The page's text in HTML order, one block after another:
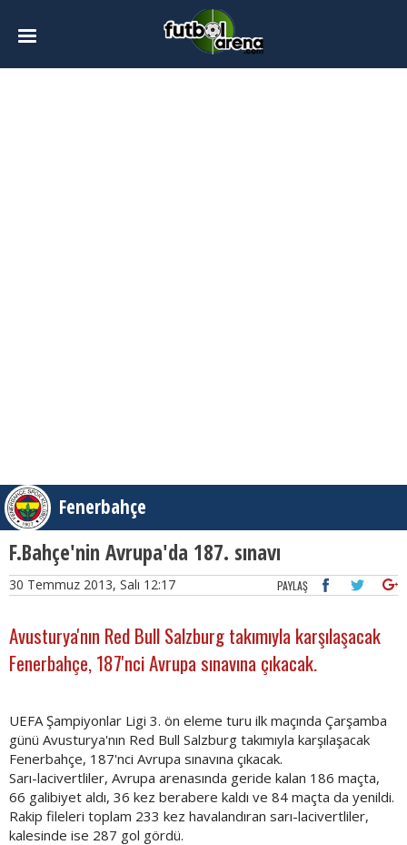
Fenerbahçe
F.Bahçe'nin Avrupa'da 187. sınavı
30 Temmuz 2013, Salı 12:17 PAYLAŞ
Avusturya'nın Red Bull Salzburg takımıyla karşılaşacak
Fenerbahçe, 187'nci Avrupa sınavına çıkacak.
UEFA Şampiyonlar Ligi 3. ön eleme turu ilk maçında Çarşamba
günü Avusturya'nın Red Bull Salzburg takımıyla karşılaşacak
Fenerbahçe, 187'nci Avrupa sınavına çıkacak.
Sarı-lacivertliler, Avrupa arenasında geride kalan 186 maçta,
66 galibiyet aldı, 36 kez berabere kaldı ve 84 maçta da yenildi.
Rakip fileleri toplam 233 kez havalandıran sarı-lacivertliler,
kalesinde ise 287 gol gördü.